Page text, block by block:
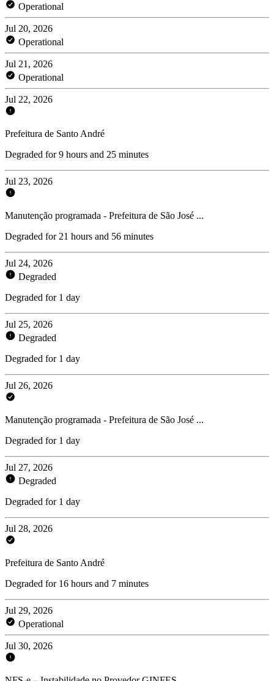
Operational
Jul 20, 2026
Operational
Jul 21, 2026
Operational
Jul 22, 2026
Prefeitura de Santo André
Degraded for 9 hours and 25 minutes
Jul 23, 2026
Manutenção programada - Prefeitura de São José ...
Degraded for 21 hours and 56 minutes
Jul 24, 2026
Degraded
Degraded for 1 day
Jul 25, 2026
Degraded
Degraded for 1 day
Jul 26, 2026
Manutenção programada - Prefeitura de São José ...
Degraded for 1 day
Jul 27, 2026
Degraded
Degraded for 1 day
Jul 28, 2026
Prefeitura de Santo André
Degraded for 16 hours and 7 minutes
Jul 29, 2026
Operational
Jul 30, 2026